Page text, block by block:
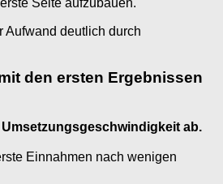
Seite aufzubauen.
Aufwand deutlich durch
den ersten Ergebnissen
ab.
Einnahmen nach wenigen